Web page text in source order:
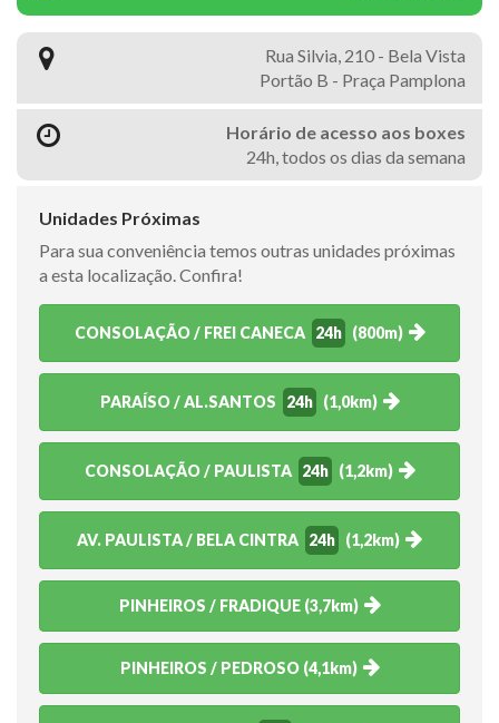
Rua Silvia, 210 - Bela Vista
Portão B - Praça Pamplona
Horário de acesso aos boxes
24h, todos os dias da semana
Unidades Próximas
Para sua conveniência temos outras unidades próximas
a esta localização. Confira!
CONSOLAÇÃO / FREI CANECA 24h (800m)
PARAÍSO / AL.SANTOS 24h (1,0km)
CONSOLAÇÃO / PAULISTA 24h (1,2km)
AV. PAULISTA / BELA CINTRA 24h (1,2km)
PINHEIROS / FRADIQUE (3,7km)
PINHEIROS / PEDROSO (4,1km)